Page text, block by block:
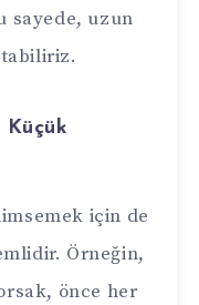
sayede, uzun
Küçük
için de
Örneğin,
önce her